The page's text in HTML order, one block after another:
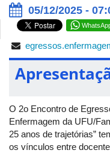
05/12/2025 -
O 2o Encontro de
Enfermagem da UFU/
25 anos de trajetórias”
os vínculos entre